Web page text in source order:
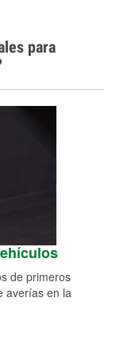
para
de primeros
averías en la